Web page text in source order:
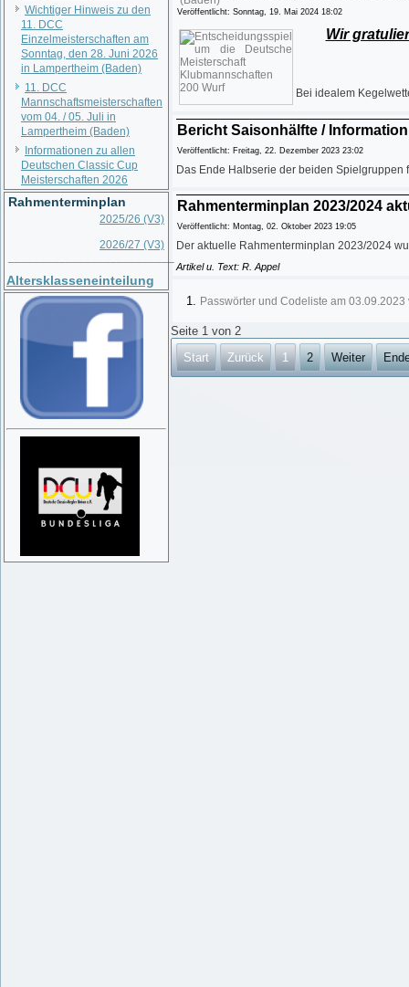
Wichtiger Hinweis zu den
11. DCC
Einzelmeisterschaften am
Sonntag, den 28. Juni 2026
in Lampertheim (Baden)
11. DCC
Mannschaftsmeisterschaften
vom 04. / 05. Juli in
Lampertheim (Baden)
Informationen zu allen
Deutschen Classic Cup
Meisterschaften 2026
Rahmenterminplan
2025/26 (V3)
2026/27 (V3)
Altersklasseneinteilung
Veröffentlicht: Sonntag, 19. Mai 2024 18:02
Wir
Bei idealem
Bericht Saisonhälfte /
Veröffentlicht: Freitag, 22. Dezember 2023 23:02
Das Ende Halbserie der beiden
Rahmenterminplan 2023/2024
Veröffentlicht: Montag, 02. Oktober 2023 19:05
Der aktuelle Rahmenterminplan 2023/2024
Artikel u. Text: R. Appel
Passwörter und Codeliste am 03.09.2023
Seite 1 von 2
Start
Zurück 1 2 Weiter